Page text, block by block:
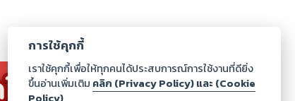
การใช้คุกกี้
เราใช้คุกกี้เพื่อให้ทุกคนได้ประสบการณ์การใช้งานที่ดียิ่ง
ขึ้นอ่านเพิ่มเติม คลิก (Privacy Policy) และ (Cookie